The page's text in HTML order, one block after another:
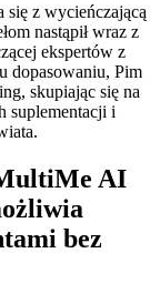
się z wycieńczającą
nastąpił wraz z
ekspertów z
dopasowaniu, Pim
skupiając się na
suplementacji i
AI
bez